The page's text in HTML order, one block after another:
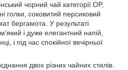
чорний чай категорії OP,
голки, соковитий персиковий
бергамота. У результаті
і дуже елегантний напій,
і під час спокійної вечірньої
двох різних чайних стилів.